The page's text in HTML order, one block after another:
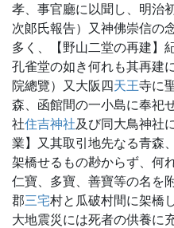
孝、事官廳に以聞し、明治
次郞氏報告）又神佛崇信の
多く、【野山二堂の再建】
孔雀堂の如き何れも其再建
院總覽）又大阪四天王寺に
森、函館間の一小島に奉祀
社住吉神社及び同大鳥神社
業】又其取引地先なる青森
架橋せるもの尠からず、何
仁寶、多寶、善寶等の名を
郡三宅村と瓜破村間に架橋
大地震災には死者の供養に